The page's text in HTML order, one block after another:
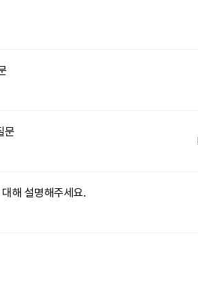
문
해 설명해주세요.